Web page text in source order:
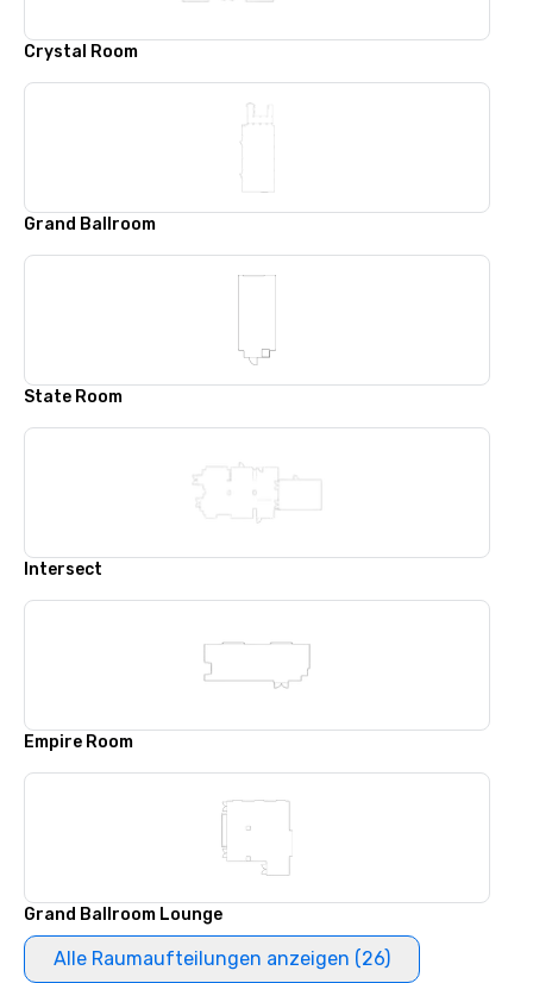
Crystal Room
Grand Ballroom
State Room
Intersect
Empire Room
Grand Ballroom Lounge
Alle Raumaufteilungen anzeigen (26)